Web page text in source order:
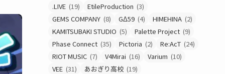
.LIVE (19) EtileProduction (3)
GEMS COMPANY (8) GΔ59 (4) HIMEHINA (2)
KAMITSUBAKI STUDIO (5) Palette Project (9)
Phase Connect (35) Pictoria (2) Re:AcT (24)
RIOT MUSIC (7) V4Mirai (16) Varium (10)
VEE (31) あおぎり高校 (19)